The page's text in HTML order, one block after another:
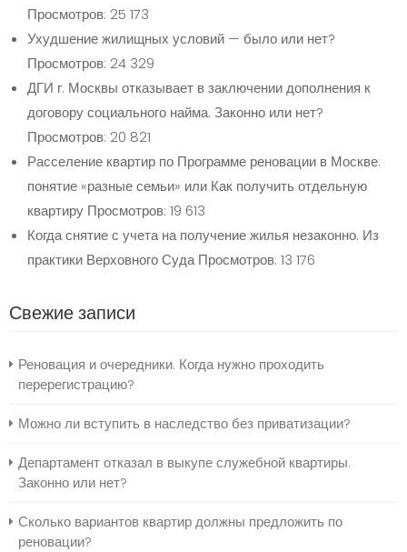
Просмотров: 25 173
Ухудшение жилищных условий — было или нет?
Просмотров: 24 329
ДГИ г. Москвы отказывает в заключении дополнения к
договору социального найма. Законно или нет?
Просмотров: 20 821
Расселение квартир по Программе реновации в Москве:
понятие «разные семьи» или Как получить отдельную
квартиру Просмотров: 19 613
Когда снятие с учета на получение жилья незаконно. Из
практики Верховного СудаПросмотров: 13 176
Свежие записи
Реновация и очередники. Когда нужно проходить
перерегистрацию?
Можно ли вступить в наследство без приватизации?
Департамент отказал в выкупе служебной квартиры.
Законно или нет?
Сколько вариантов квартир должны предложить по
реновации?